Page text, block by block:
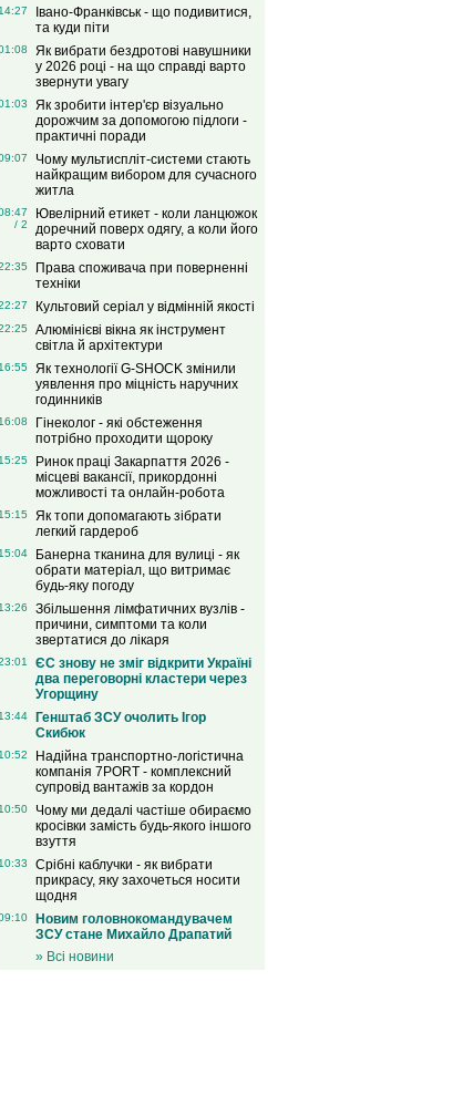
Івано-Франківськ - що подивитися,
та куди піти
Як вибрати бездротові навушники
у 2026 році - на що справді варто
звернути увагу
Як зробити інтер'єр візуально
дорожчим за допомогою підлоги -
практичні поради
Чому мультиспліт-системи стають
найкращим вибором для сучасного
житла
/ 2
Ювелірний етикет - коли ланцюжок
доречний поверх одягу, а коли його
варто сховати
Права споживача при поверненні
техніки
Культовий серіал у відмінній якості
Алюмінієві вікна як інструмент
світла й архітектури
Як технології G-SHOCK змінили
уявлення про міцність наручних
годинників
Гінеколог - які обстеження
потрібно проходити щороку
Ринок праці Закарпаття 2026 -
місцеві вакансії, прикордонні
можливості та онлайн-робота
Як топи допомагають зібрати
легкий гардероб
Банерна тканина для вулиці - як
обрати матеріал, що витримає
будь-яку погоду
Збільшення лімфатичних вузлів -
причини, симптоми та коли
звертатися до лікаря
ЄС знову не зміг відкрити Україні
два переговорні кластери через
Угорщину
Генштаб ЗСУ очолить Ігор
Скибюк
Надійна транспортно-логістична
компанія 7PORT - комплексний
супровід вантажів за кордон
Чому ми дедалі частіше обираємо
кросівки замість будь-якого іншого
взуття
Срібні каблучки - як вибрати
прикрасу, яку захочеться носити
щодня
Новим головнокомандувачем
ЗСУ стане Михайло Драпатий
» Всі новини